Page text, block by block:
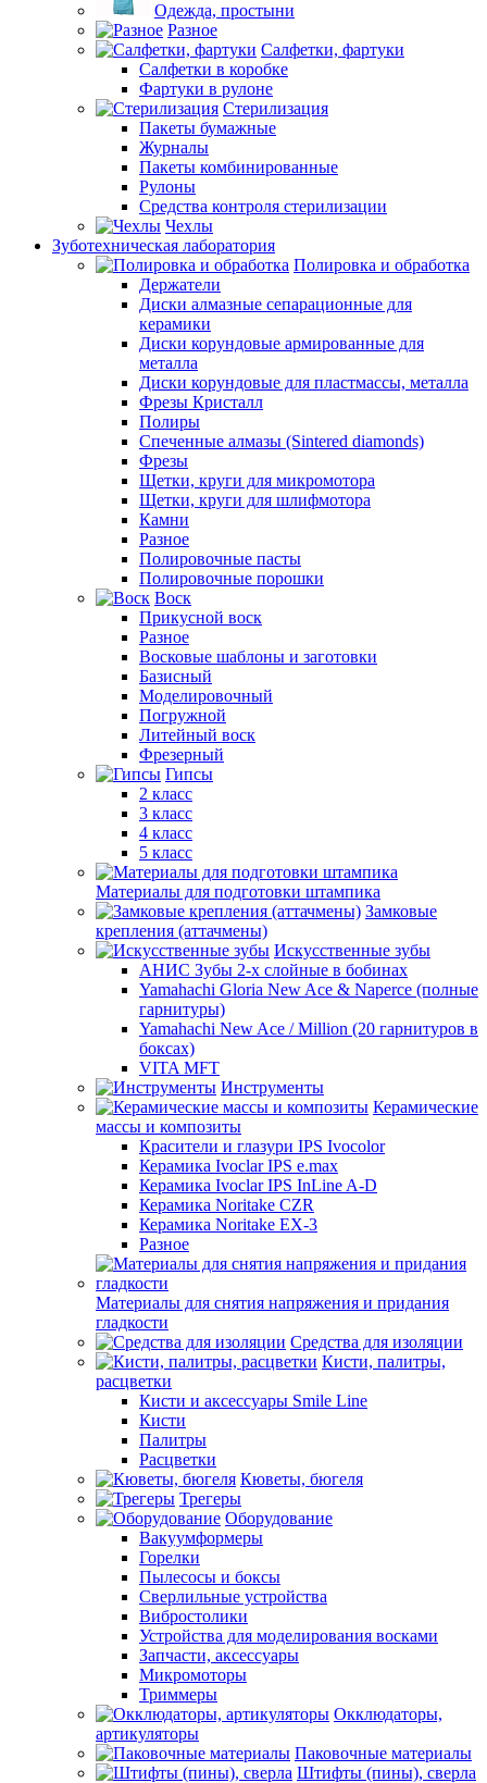
Одежда, простыни
Разное
Салфетки, фартуки
Салфетки в коробке
Фартуки в рулоне
Стерилизация
Пакеты бумажные
Журналы
Пакеты комбинированные
Рулоны
Средства контроля стерилизации
Чехлы
Зуботехническая лаборатория
Полировка и обработка
Держатели
Диски алмазные сепарационные для
керамики
Диски корундовые армированные для
металла
Диски корундовые для пластмассы, металла
Фрезы Кристалл
Полиры
Спеченные алмазы (Sintered diamonds)
Фрезы
Щетки, круги для микромотора
Щетки, круги для шлифмотора
Камни
Разное
Полировочные пасты
Полировочные порошки
Воск
Прикусной воск
Разное
Восковые шаблоны и заготовки
Базисный
Моделировочный
Погружной
Литейный воск
Фрезерный
Гипсы
2 класс
3 класс
4 класс
5 класс
Материалы для подготовки штампика
Замковые
крепления (аттачмены)
Искусственные зубы
АНИС Зубы 2-х слойные в бобинах
Yamahachi Gloria New Ace & Naperce (полные
гарнитуры)
Yamahachi New Ace / Million (20 гарнитуров в
боксах)
VITA MFT
Инструменты
Керамические
массы и композиты
Красители и глазури IPS Ivocolor
Керамика Ivoclar IPS e.max
Керамика Ivoclar IPS InLine A-D
Керамика Noritake CZR
Керамика Noritake EX-3
Разное
Материалы для снятия напряжения и придания
гладкости
Средства для изоляции
Кисти, палитры,
расцветки
Кисти и аксессуары Smile Line
Кисти
Палитры
Расцветки
Кюветы, бюгеля
Трегеры
Оборудование
Вакуумформеры
Горелки
Пылесосы и боксы
Сверлильные устройства
Вибростолики
Устройства для моделирования восками
Запчасти, аксессуары
Микромоторы
Триммеры
Окклюдаторы,
артикуляторы
Паковочные материалы
Штифты (пины), сверла